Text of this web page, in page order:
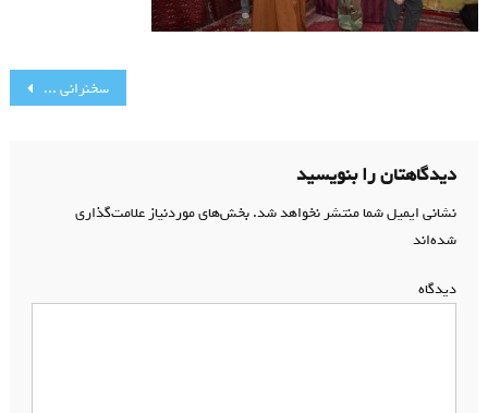
سخنرانی سردار عروج
دیدگاهتان را بنویسید
نشانی ایمیل شما منتشر نخواهد شد.بخش‌های موردنیاز علامت‌گذاری
شده‌اند
دیدگاه